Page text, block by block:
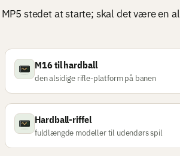
stedet at starte; skal det være en
M16 til hardball
den alsidige rifle-platform på banen
Hardball-riffel
fuldlængde modeller til udendørs spil